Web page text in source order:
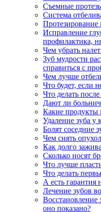
Съемные
Система
Протезирование
Исправление
профилактика,
Чем убрать
Зуб мудрости
справиться с
Чем лучше
Что будет, если
Что делать
Дают ли
Какие продукты
Удаление зуба у
Болят соседние
Чем снять
Как долго
Сколько носят
Что лучше
Что делать
А есть гарантия
Лечение зубов
Восстановление
оно показано?